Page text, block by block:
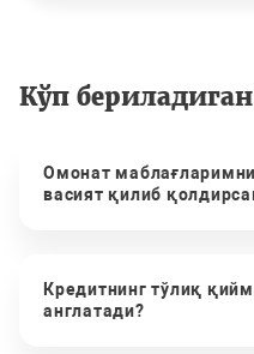
Кўп
Омонат
васият қилиб
Кредитнинг тўлиқ
англатади?